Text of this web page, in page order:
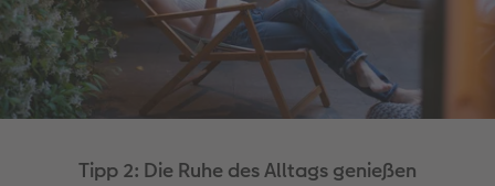
Tipp 2: Die Ruhe des Alltags genießen